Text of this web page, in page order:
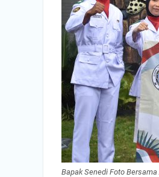
Bapak Senedi Foto